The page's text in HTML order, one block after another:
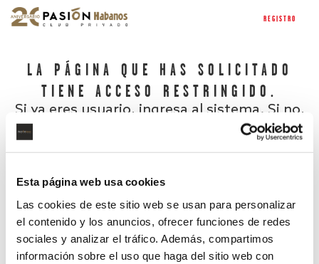
Esta página web usa cookies
Las cookies de este sitio web se usan para personalizar
el contenido y los anuncios, ofrecer funciones de redes
sociales y analizar el tráfico. Además, compartimos
información sobre el uso que haga del sitio web con
REGISTRO
LA PÁGINA QUE HAS SOLICITADO
TIENE ACCESO RESTRINGIDO.
Si ya eres usuario, ingresa al sistema. Si no,